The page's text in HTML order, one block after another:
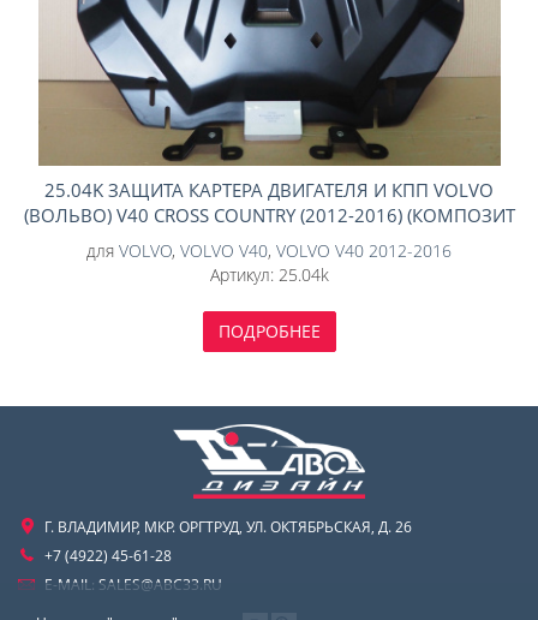
25.04K ЗАЩИТА КАРТЕРА ДВИГАТЕЛЯ И КПП VOLVO
(ВОЛЬВО) V40 CROSS COUNTRY (2012-2016) (КОМПОЗИТ
6 ММ)
для VOLVO, VOLVO V40, VOLVO V40 2012-2016
Артикул: 25.04k
ПОДРОБНЕЕ
Г. ВЛАДИМИР, МКР. ОРГТРУД, УЛ. ОКТЯБРЬСКАЯ, Д. 26
+7 (4922) 45-61-28
E-MAIL: SALES@ABC33.RU